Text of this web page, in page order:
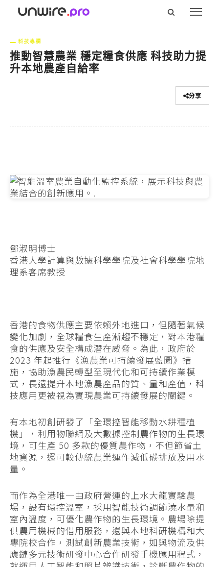
科技專欄
推動智慧農業 穩定糧食供應 科技助力提
升本地農產自給率
分享
鄧淑明博士
香港大學計算與數據科學學院及社會科學學院地
理系客席教授
香港的食物供應主要依賴外地進口，但隨著氣候
變化加劇，全球糧食生產漸趨不穩定，對本港糧
食的供應及安全構成潛在威脅。為此，政府於
2023 年起推行《漁農業可持續發展藍圖》措
施，協助漁農民轉型至現代化和可持續作業模
式，長遠提升本地漁農產品的質、量和產值，科
技應用更被視為實現農業可持續發展的關鍵。
有本地初創研發了「全環控智能移動水耕種植
機」，利用物聯網及大數據控制農作物的生長環
境，可生產 50 多款的優質農作物，不但節省土
地資源，還可較傳統農業運作減低碳排放及用水
量。
而作為全港唯一由政府營運的上水大龍實驗農
場，設有環控溫室，採用智能技術調節澆水量和
室內溫度，可優化農作物的生長環境。農場除提
供農用機械的借用服務，還與本地科研機構和大
專院校合作，測試創新農業技術，如與物流及供
應鏈多元技術研發中心合作研發手機應用程式，